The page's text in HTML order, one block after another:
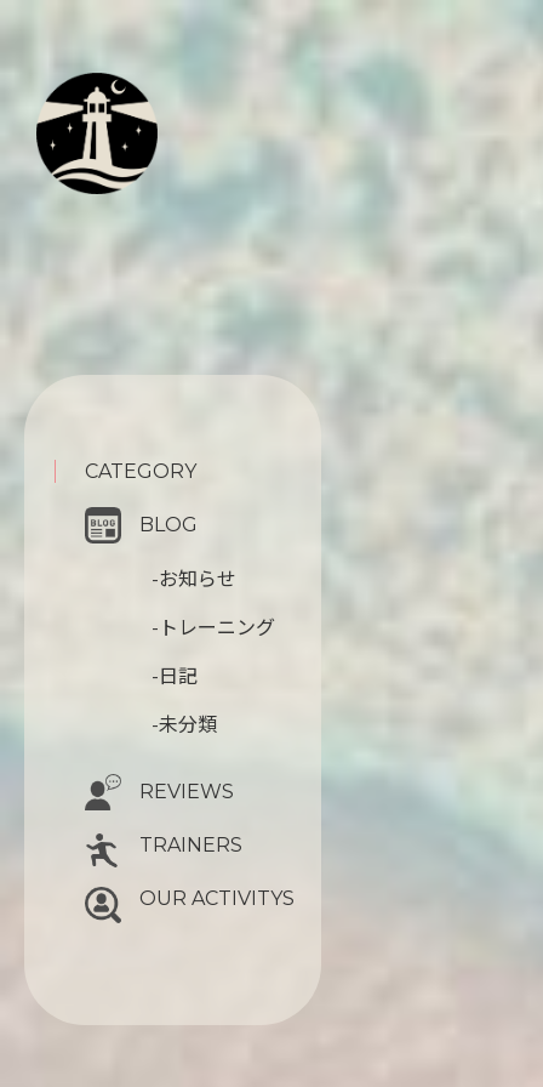
CATEGORY
BLOG
-お知らせ
-トレーニング
-日記
-未分類
REVIEWS
TRAINERS
OUR ACTIVITYS